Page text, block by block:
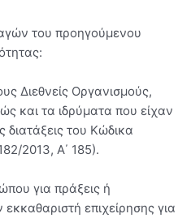
του προηγούμενου
Διεθνείς Οργανισμούς,
και τα ιδρύματα που είχαν
διατάξεις του Κώδικα
2013, Α΄ 185).
για πράξεις ή
επιχείρησης για